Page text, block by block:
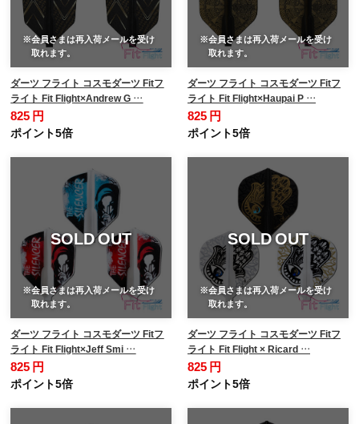
※会員さまは再入荷メールを受け
取れます。
ダーツ フライト コスモダーツ Fitフ
ライト Fit Flight×Andrew G …
825 円
ポイント5倍
※会員さまは再入荷メールを受け
取れます。
ダーツ フライト コスモダーツ Fitフ
ライト Fit Flight×Haupai P …
825 円
ポイント5倍
SOLD OUT
※会員さまは再入荷メールを受け
取れます。
ダーツ フライト コスモダーツ Fitフ
ライト Fit Flight×Jeff Smi …
825 円
ポイント5倍
SOLD OUT
※会員さまは再入荷メールを受け
取れます。
ダーツ フライト コスモダーツ Fitフ
ライト Fit Flight × Ricard …
825 円
ポイント5倍